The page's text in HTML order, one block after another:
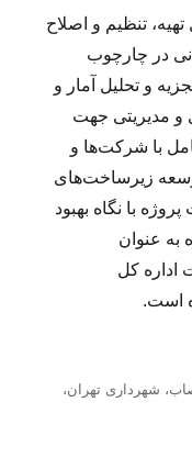
تنظیم و اصلاح
در چارچوب
و تحلیل آمار و
و مدیریتی جهت
با شرکت‌ها و
زیرساخت‌های
با نگاه بهبود
به عنوان
اداره کل
است.
، شهرداری تهران،